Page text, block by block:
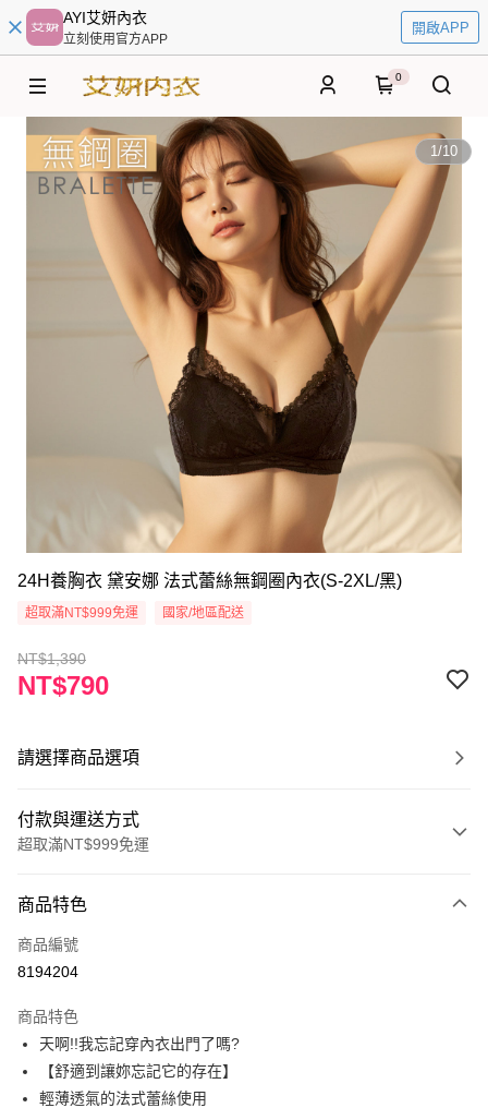
AYI艾妍內衣
立刻使用官方APP
開啟APP
0
1/10
24H養胸衣 黛安娜 法式蕾絲無鋼圈內衣(S-2XL/黑)
超取滿NT$999免運 國家/地區配送
NT$1,390
NT$790
請選擇商品選項
付款與運送方式
超取滿NT$999免運
信用卡一次付款
超商取貨付款
ATM付款
運送方式
商品特色
商品編號
8194204
商品特色
天啊!!我忘記穿內衣出門了嗎?
【舒適到讓妳忘記它的存在】
輕薄透氣的法式蕾絲使用